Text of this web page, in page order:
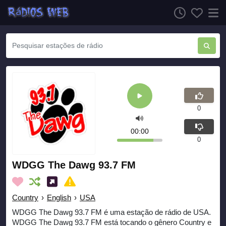
WDGG The Dawg 93.7 FM
Country › English › USA
WDGG The Dawg 93.7 FM é uma estação de rádio de USA.
WDGG The Dawg 93.7 FM está tocando o gênero Country e
00:00
0
0